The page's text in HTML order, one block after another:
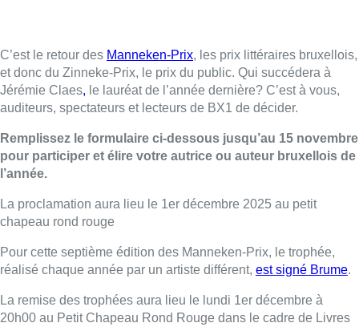
C’est le retour des Manneken-Prix, les prix littéraires bruxellois,
et donc du Zinneke-Prix, le prix du public. Qui succédera à
Jérémie Claes, le lauréat de l’année dernière? C’est à vous,
auditeurs, spectateurs et lecteurs de BX1 de décider.
Remplissez le formulaire ci-dessous jusqu’au 15 novembre
pour participer et élire votre autrice ou auteur bruxellois de
l’année.
La proclamation aura lieu le 1er décembre 2025 au petit
chapeau rond rouge
Pour cette septième édition des Manneken-Prix, le trophée,
réalisé chaque année par un artiste différent, est signé Brume.
La remise des trophées aura lieu le lundi 1er décembre à
20h00 au Petit Chapeau Rond Rouge dans le cadre de Livres